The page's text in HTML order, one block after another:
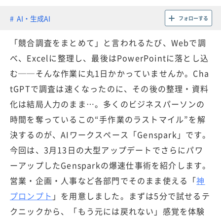
AI・生成AI フォローする
「競合調査をまとめて」と言われるたび、Webで調
べ、Excelに整理し、最後はPowerPointに落とし込
む──そんな作業に丸1日かかっていませんか。Cha
tGPTで調査は速くなったのに、その後の整理・資料
化は結局人力のまま…。多くのビジネスパーソンの
時間を奪っているこの“手作業のラストマイル”を解
決するのが、AIワークスペース「Genspark」です。
今回は、3月13日の大型アップデートでさらにパワ
ーアップしたGensparkの爆速仕事術を紹介します。
営業・企画・人事など各部門でそのまま使える「神
プロンプト 」を用意しました。まずは5分で試せるテ
クニックから、「もう元には戻れない」感覚を体験